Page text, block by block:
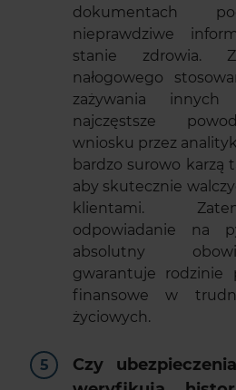
dokumentach
nieprawdziwe
stanie zdrowia.
nałogowego
zażywania
najczęstsze
wniosku przez
bardzo surowo karzą
aby skutecznie
klientami.
odpowiadanie na
absolutny
gwarantuje rodzinie
finansowe w
życiowych.
Czy